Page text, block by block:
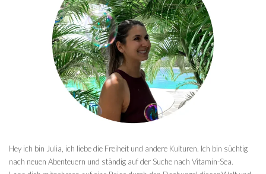
Hey ich bin Julia, ich liebe die Freiheit und andere Kulturen. Ich bin süchtig
nach neuen Abenteuern und ständig auf der Suche nach Vitamin-Sea.